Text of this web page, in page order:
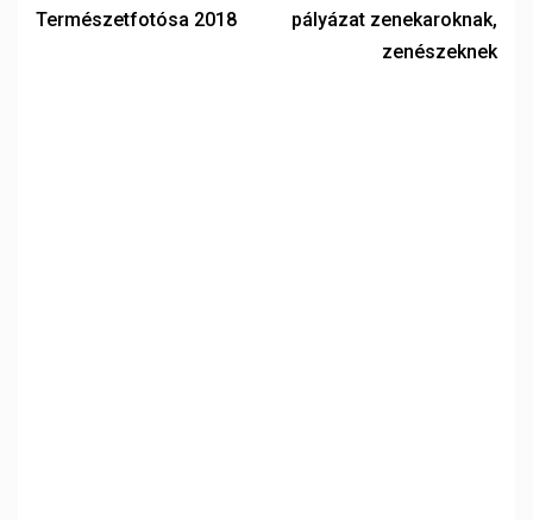
Természetfotósa 2018
pályázat zenekaroknak,
zenészeknek